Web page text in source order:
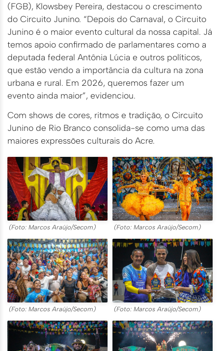
(FGB), Klowsbey Pereira, destacou o crescimento
do Circuito Junino. “Depois do Carnaval, o Circuito
Junino é o maior evento cultural da nossa capital. Já
temos apoio confirmado de parlamentares como a
deputada federal Antônia Lúcia e outros políticos,
que estão vendo a importância da cultura na zona
urbana e rural. Em 2026, queremos fazer um
evento ainda maior”, evidenciou.
Com shows de cores, ritmos e tradição, o Circuito
Junino de Rio Branco consolida-se como uma das
maiores expressões culturais do Acre.
(Foto: Marcos Araújo/Secom) (Foto: Marcos Araújo/Secom)
(Foto: Marcos Araújo/Secom) (Foto: Marcos Araújo/Secom)